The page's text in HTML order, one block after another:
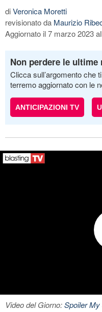
diVeronica Moretti
revisionato da Maurizio
Aggiornato il 7 marzo 2023
Non perdere le ultime
Clicca sull’argomento che
terremo aggiornato con le
ANTICIPAZIONI TV
Video del Giorno:Spoiler